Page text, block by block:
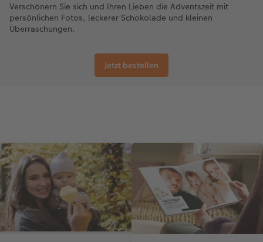
Verschönern Sie sich und Ihren Lieben die Adventszeit mit
persönlichen Fotos, leckerer Schokolade und kleinen
Überraschungen.
Jetzt bestellen